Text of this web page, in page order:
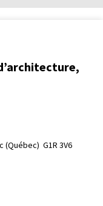
(Québec)  G1R 3V6